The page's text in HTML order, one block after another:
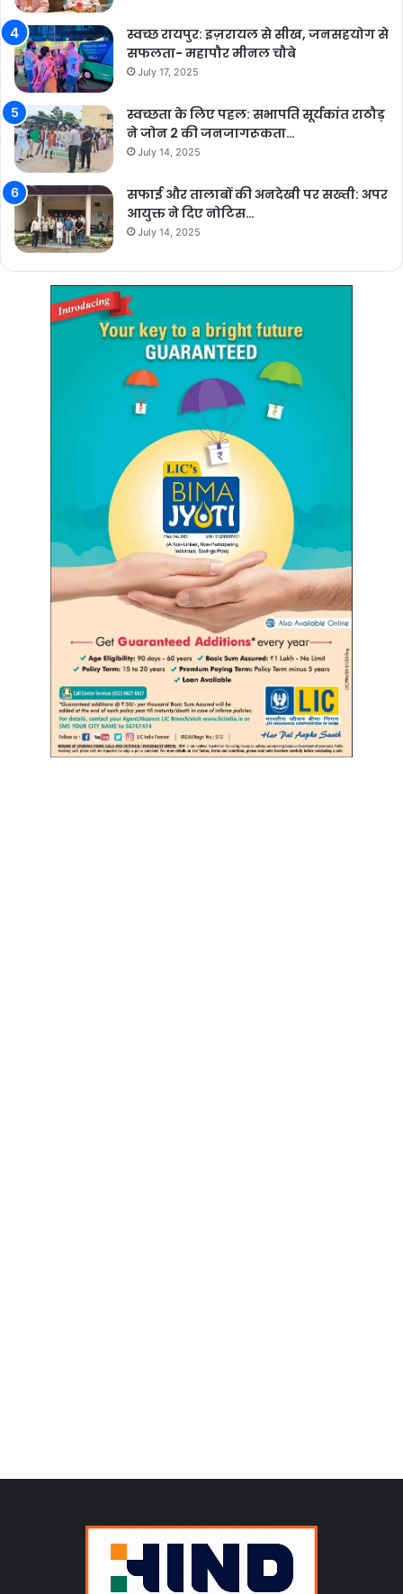
स्वच्छ रायपुर: इज़रायल से सीख, जनसहयोग से
सफलता- महापौर मीनल चौबे
July 17, 2025
स्वच्छता के लिए पहल: सभापति सूर्यकांत राठौड़
ने जोन 2 की जनजागरूकता…
July 14, 2025
सफाई और तालाबों की अनदेखी पर सख्ती: अपर
आयुक्त ने दिए नोटिस…
July 14, 2025